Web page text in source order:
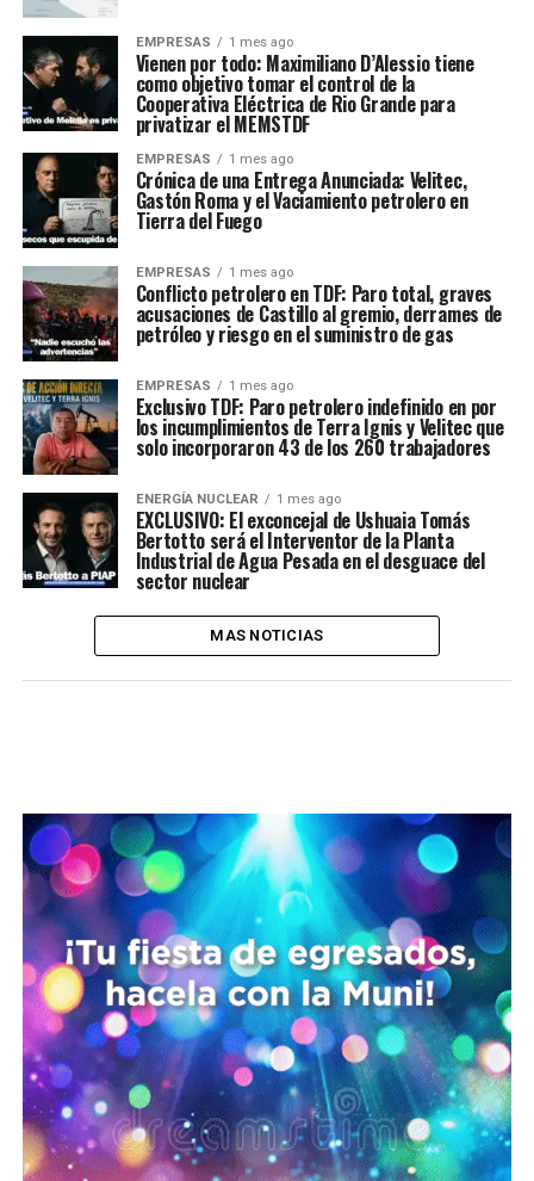
EMPRESAS 1 mes ago
Vienen por todo: Maximiliano D’Alessio tiene
como objetivo tomar el control de la
Cooperativa Eléctrica de Rio Grande para
privatizar el MEMSTDF
EMPRESAS 1 mes ago
Crónica de una Entrega Anunciada: Velitec,
Gastón Roma y el Vaciamiento petrolero en
Tierra del Fuego
EMPRESAS 1 mes ago
Conflicto petrolero en TDF: Paro total, graves
acusaciones de Castillo al gremio, derrames de
petróleo y riesgo en el suministro de gas
EMPRESAS 1 mes ago
Exclusivo TDF: Paro petrolero indefinido en por
los incumplimientos de Terra Ignis y Velitec que
solo incorporaron 43 de los 260 trabajadores
ENERGÍA NUCLEAR 1 mes ago
EXCLUSIVO: El exconcejal de Ushuaia Tomás
Bertotto será el Interventor de la Planta
Industrial de Agua Pesada en el desguace del
sector nuclear
MAS NOTICIAS